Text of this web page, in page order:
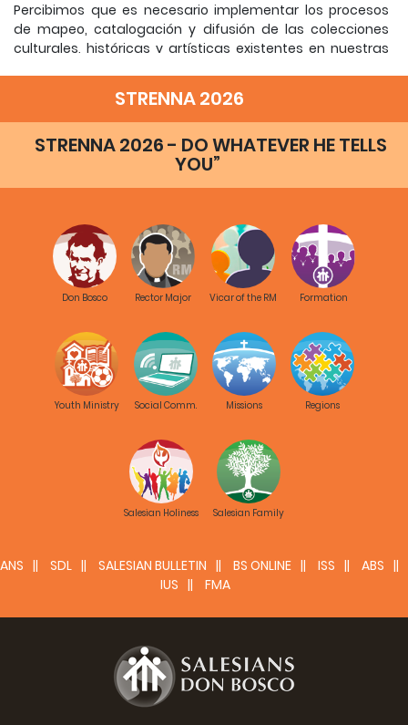
Percibimos que es necesario implementar los procesos
de mapeo, catalogación y difusión de las colecciones
culturales, históricas y artísticas existentes en nuestras
organización ya existentes en el centro de Barbacena
(Brasil).
(a veces cada lugar cataloga con una metodología distinta
STRENNA 2026
STRENNA 2026 - DO WHATEVER HE TELLS
YOU”
Don Bosco Rector Major Vicar of the RM Formation
Youth Ministry Social Comm. Missions Regions
Salesian Holiness Salesian Family
ANS SDL SALESIAN BULLETIN BS ONLINE ISS
ABS
IUS
FMA